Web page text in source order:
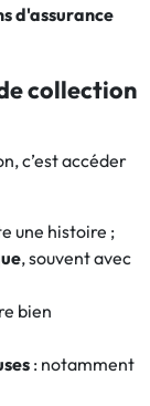
d'assurance
collection
c’est accéder
une histoire ;
, souvent avec
bien
: notamment